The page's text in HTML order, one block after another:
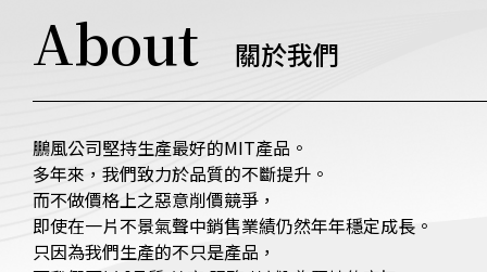
About 關於我們
鵬風公司堅持生產最好的MIT產品。
多年來，我們致力於品質的不斷提升。
而不做價格上之惡意削價競爭，
即使在一片不景氣聲中銷售業績仍然年年穩定成長。
只因為我們生產的不只是產品，